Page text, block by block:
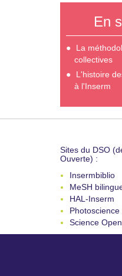
En
La
collectives
L'histoire
à l'Inserm
Sites du DSO
Ouverte) :
Insermbiblio
MeSH
HAL-Inserm
Photoscience
Science